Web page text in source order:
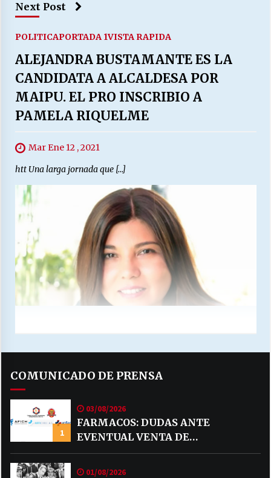
Next Post
POLITICAPORTADA 1VISTA RAPIDA
ALEJANDRA BUSTAMANTE ES LA
CANDIDATA A ALCALDESA POR
MAIPU. EL PRO INSCRIBIO A
PAMELA RIQUELME
Mar Ene 12 , 2021
htt Una larga jornada que […]
COMUNICADO DE PRENSA
1
03/08/2026
FARMACOS: DUDAS ANTE
EVENTUAL VENTA DE
MEDICAMENTOS POR MERCADO
LIBRE
01/08/2026